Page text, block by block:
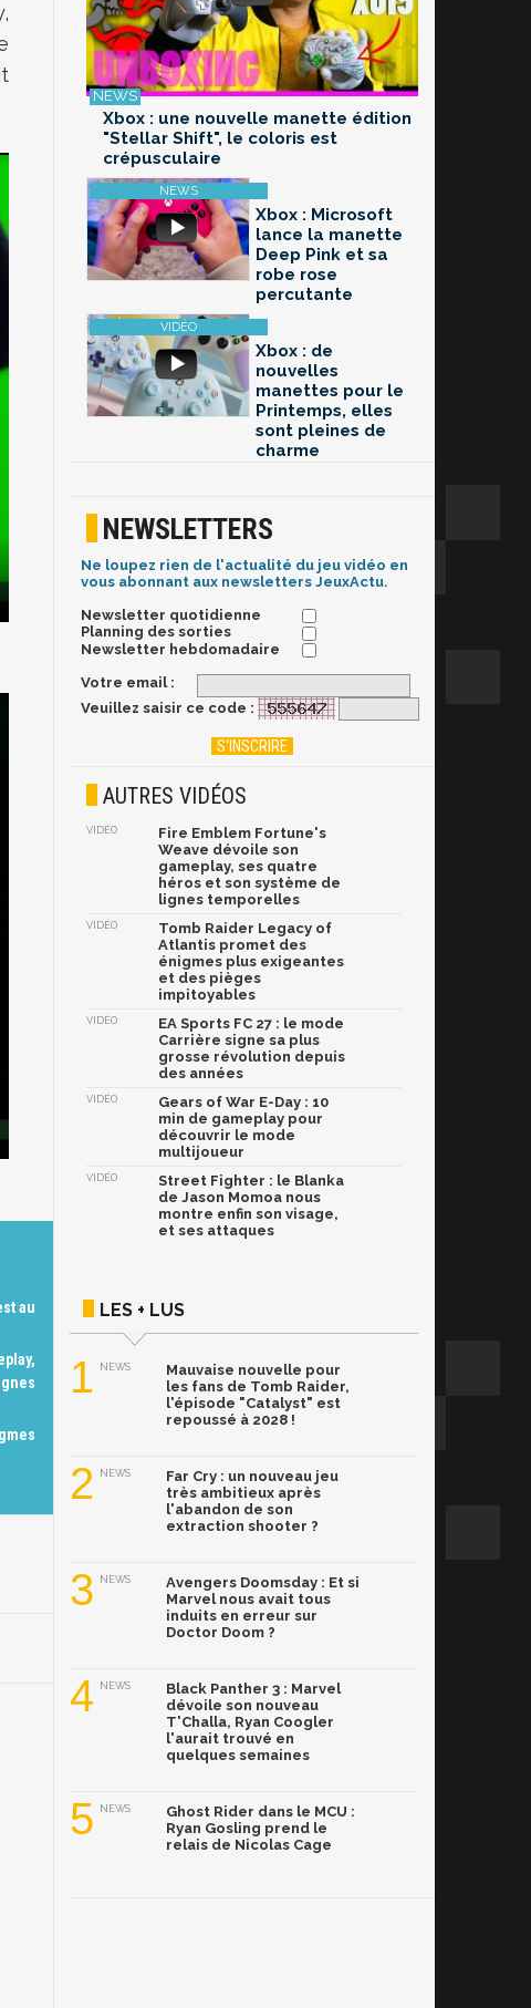
au
Xbox : une nouvelle manette édition
"Stellar Shift", le coloris est
crépusculaire
Xbox : Microsoft
lance la manette
Deep Pink et sa
robe rose
percutante
Xbox : de
nouvelles
manettes pour le
Printemps, elles
sont pleines de
charme
NEWSLETTERS
Ne loupez rien de l'actualité du jeu vidéo en
vous abonnant aux newsletters JeuxActu.
Newsletter quotidienne
Planning des sorties
Newsletter hebdomadaire
Votre email :
Veuillez saisir ce code :
AUTRES VIDÉOS
VIDÉO
Fire Emblem Fortune's
Weave dévoile son
gameplay, ses quatre
héros et son système de
lignes temporelles
VIDÉO
Tomb Raider Legacy of
Atlantis promet des
énigmes plus exigeantes
et des pièges
impitoyables
VIDÉO
EA Sports FC 27 : le mode
Carrière signe sa plus
grosse révolution depuis
des années
VIDÉO
Gears of War E-Day : 10
min de gameplay pour
découvrir le mode
multijoueur
VIDÉO
Street Fighter : le Blanka
de Jason Momoa nous
montre enfin son visage,
et ses attaques
LES + LUS
1 NEWS
Mauvaise nouvelle pour
les fans de Tomb Raider,
l'épisode "Catalyst" est
repoussé à 2028 !
2 NEWS
Far Cry : un nouveau jeu
très ambitieux après
l'abandon de son
extraction shooter ?
3 NEWS
Avengers Doomsday : Et si
Marvel nous avait tous
induits en erreur sur
Doctor Doom ?
4 NEWS
Black Panther 3 : Marvel
dévoile son nouveau
T'Challa, Ryan Coogler
l'aurait trouvé en
quelques semaines
5 NEWS
Ghost Rider dans le MCU :
Ryan Gosling prend le
relais de Nicolas Cage